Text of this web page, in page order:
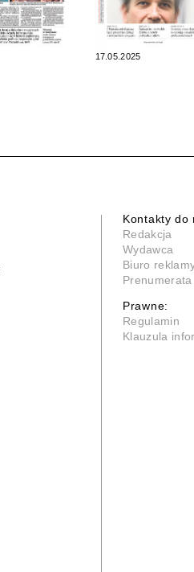
17.05.2025
Kontakty do
Redakcja
Wydawca
Biuro
Prenumerata
Prawne:
Regulamin
Klauzula